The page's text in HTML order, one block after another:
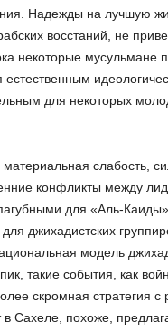
Надежды на лучшую
восстаний, не
некоторые мусульмане
для некоторых
слабость,
конфликты между
для «Аль-
джихадистских
модель
такие события, как
скромная стратегия с
в Сахеле, похоже,